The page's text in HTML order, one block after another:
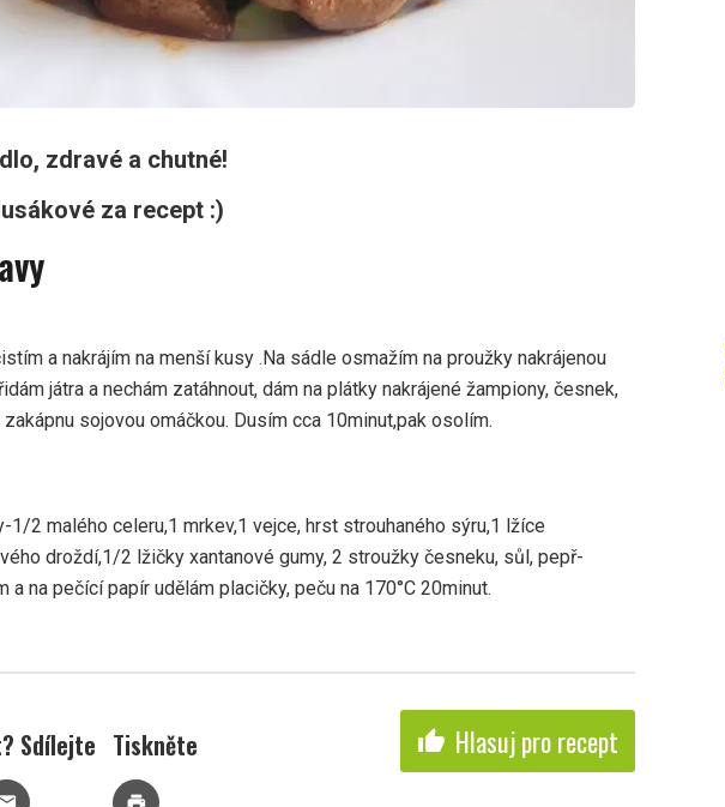
zdravé a chutné!
za recept :)
a nakrájím na menší kusy .Na sádle osmažím na proužky nakrájenou
játra a nechám zatáhnout, dám na plátky nakrájené žampiony, česnek,
zakápnu sojovou omáčkou. Dusím cca 10minut,pak osolím.
1/2 malého celeru,1 mrkev,1 vejce, hrst strouhaného sýru,1 lžíce
droždí,1/2 lžičky xantanové gumy, 2 stroužky česneku, sůl, pepř-
a na pečící papír udělám placičky, peču na 170°C 20minut.
Sdílejte Tiskněte
print
thumb_up Hlasuj pro recept